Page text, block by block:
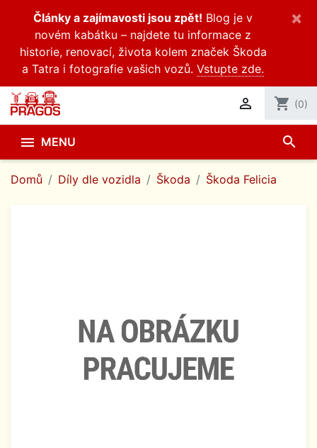
Články a zajímavosti jsou zpět! Blog je v
novém kabátku – najdete tu informace z
historie, renovací, života kolem značek Škoda
a Tatra i fotografie vašich vozů. Vstupte zde.
×
 shopping_cart (0)
 MENU search
Domů Díly dle vozidla Škoda Škoda Felicia